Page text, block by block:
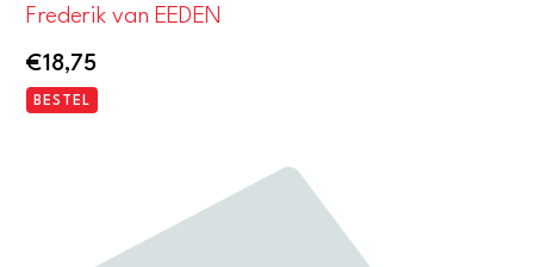
Frederik van EEDEN
€18,75
BESTEL